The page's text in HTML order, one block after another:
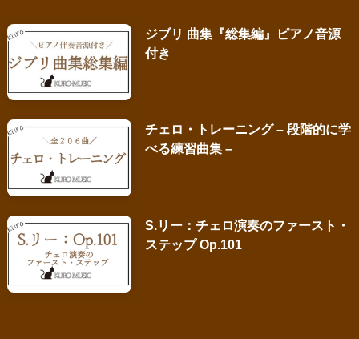
ジブリ 曲集『総集編』ピアノ音源
付き
チェロ・トレーニング – 段階的に学
べる練習曲集 –
S.リー：チェロ演奏のファースト・
ステップ Op.101